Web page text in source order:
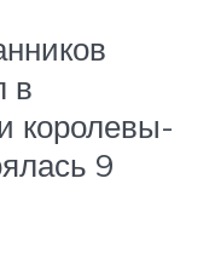
в
королевы-
9